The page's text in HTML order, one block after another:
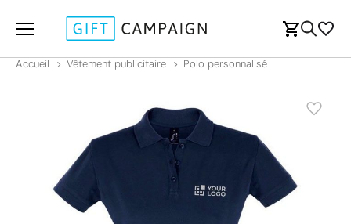
Accueil Vêtement publicitaire Polo personnalisé